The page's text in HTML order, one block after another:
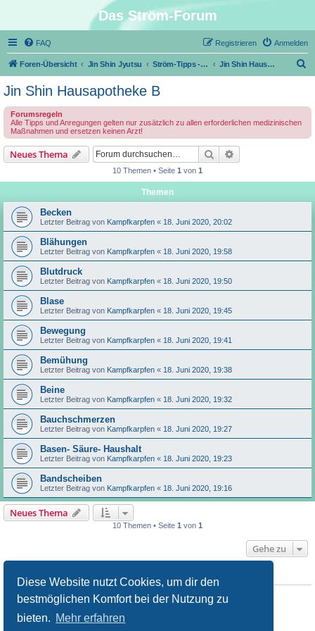
Diese Website nutzt Cookies, um dir den
bestmöglichen Komfort bei der Nutzung zu
bieten. Mehr erfahren
Das Ström-Forum
FAQ Anmelden
Registrieren
Foren-Übersicht Jin Shin Jyutsu Ström-Tipps - Erste Hilfe mit Jin Shin Jyutsu Jin Shin Hausapotheke B
Jin Shin Hausapotheke B
Forumsregeln
Alle Tipps und Anregungen gelten nur zusätzlich zu allen erforderlichen medizinischen
Maßnahmen und ersetzen keinen Arzt!
Neues Thema Suche
10 Themen • Seite 1 von 1
Themen
Becken
Letzter Beitrag von Kampfkarpfen « 18. Juni 2020, 20:02
Blähungen
Letzter Beitrag von Kampfkarpfen « 18. Juni 2020, 19:58
Blutdruck
Letzter Beitrag von Kampfkarpfen « 18. Juni 2020, 19:50
Blase
Letzter Beitrag von Kampfkarpfen « 18. Juni 2020, 19:45
Bewegung
Letzter Beitrag von Kampfkarpfen « 18. Juni 2020, 19:41
Bemühung
Letzter Beitrag von Kampfkarpfen « 18. Juni 2020, 19:38
Beine
Letzter Beitrag von Kampfkarpfen « 18. Juni 2020, 19:32
Bauchschmerzen
Letzter Beitrag von Kampfkarpfen « 18. Juni 2020, 19:27
Basen- Säure- Haushalt
Letzter Beitrag von Kampfkarpfen « 18. Juni 2020, 19:23
Bandscheiben
Letzter Beitrag von Kampfkarpfen « 18. Juni 2020, 19:16
Neues Thema
10 Themen • Seite 1 von 1
Gehe zu
BERECHTIGUNGEN IN DIESEM FORUM
Du darfstkeineAntworten zu Themen in diesem Forum erstellen.
Du darfst deine Beiträge in diesem Forum
Du darfst deine Beiträge in diesem Forum